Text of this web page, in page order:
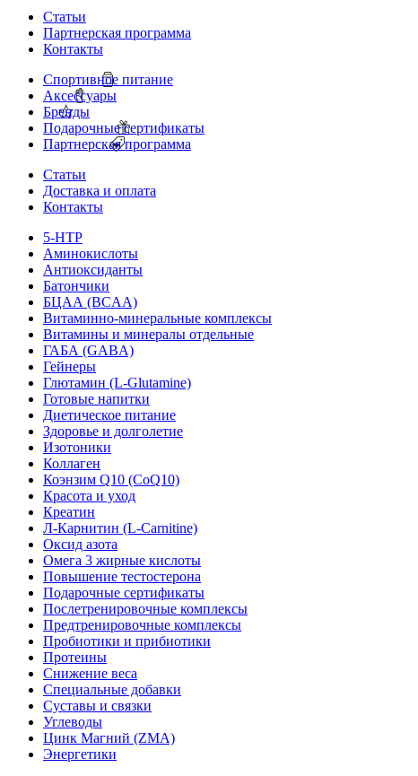
Статьи
Партнерская программа
Контакты
Спортивное питание
Аксессуары
Бренды
Подарочные сертификаты
Партнерская программа
Статьи
Доставка и оплата
Контакты
5-HTP
Аминокислоты
Антиоксиданты
Батончики
БЦАА (BCAA)
Витаминно-минеральные комплексы
Витамины и минералы отдельные
ГАБА (GABA)
Гейнеры
Глютамин (L-Glutamine)
Готовые напитки
Диетическое питание
Здоровье и долголетие
Изотоники
Коллаген
Коэнзим Q10 (CoQ10)
Красота и уход
Креатин
Л-Карнитин (L-Сarnitine)
Оксид азота
Омега 3 жирные кислоты
Повышение тестостерона
Подарочные сертификаты
Послетренировочные комплексы
Предтренировочные комплексы
Пробиотики и прибиотики
Протеины
Снижение веса
Специальные добавки
Суставы и связки
Углеводы
Цинк Магний (ZMA)
Энергетики